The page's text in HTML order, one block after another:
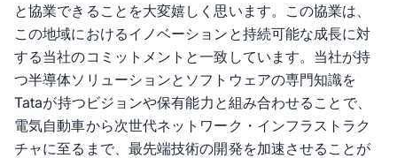
と協業できることを大変嬉しく思います。この協業は、
この地域におけるイノベーションと持続可能な成長に対
する当社のコミットメントと一致しています。当社が持
つ半導体ソリューションとソフトウェアの専門知識を
Tataが持つビジョンや保有能力と組み合わせることで、
電気自動車から次世代ネットワーク・インフラストラク
チャに至るまで、最先端技術の開発を加速させることが